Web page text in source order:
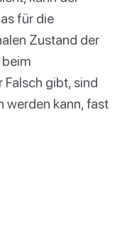
für die
Zustand der
Falsch gibt, sind
werden kann, fast